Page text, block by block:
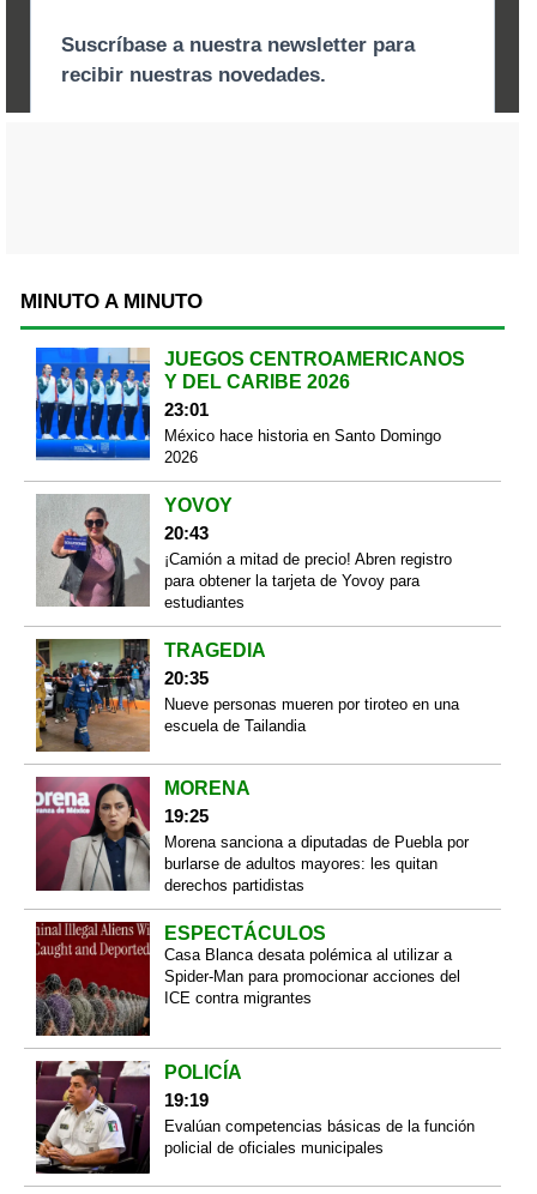
MINUTO A MINUTO
JUEGOS CENTROAMERICANOS
Y DEL CARIBE 2026
23:01
México hace historia en Santo Domingo
2026
YOVOY
20:43
¡Camión a mitad de precio! Abren registro
para obtener la tarjeta de Yovoy para
estudiantes
TRAGEDIA
20:35
Nueve personas mueren por tiroteo en una
escuela de Tailandia
MORENA
19:25
Morena sanciona a diputadas de Puebla por
burlarse de adultos mayores: les quitan
derechos partidistas
ESPECTÁCULOS
Casa Blanca desata polémica al utilizar a
Spider-Man para promocionar acciones del
ICE contra migrantes
POLICÍA
19:19
Evalúan competencias básicas de la función
policial de oficiales municipales